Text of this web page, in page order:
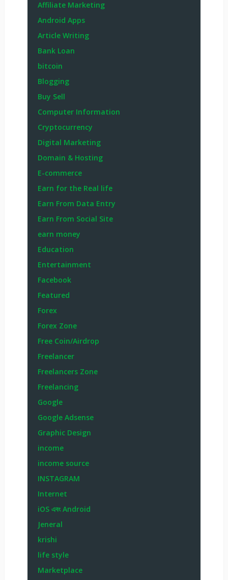
Affiliate Marketing
Android Apps
Article Writing
Bank Loan
bitcoin
Blogging
Buy Sell
Computer Information
Cryptocurrency
Digital Marketing
Domain & Hosting
E-commerce
Earn for the Real life
Earn From Data Entry
Earn From Social Site
earn money
Education
Entertainment
Facebook
Featured
Forex
Forex Zone
Free Coin/Airdrop
Freelancer
Freelancers Zone
Freelancing
Google
Google Adsense
Graphic Design
income
income source
INSTAGRAM
Internet
iOS এবং Android
Jeneral
krishi
life style
Marketplace